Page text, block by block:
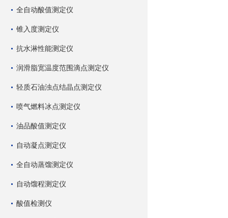
全自动酸值测定仪
锥入度测定仪
抗水淋性能测定仪
润滑脂宽温度范围滴点测定仪
轻质石油浊点结晶点测定仪
喷气燃料冰点测定仪
油品酸值测定仪
自动凝点测定仪
全自动蒸馏测定仪
自动馏程测定仪
酸值检测仪